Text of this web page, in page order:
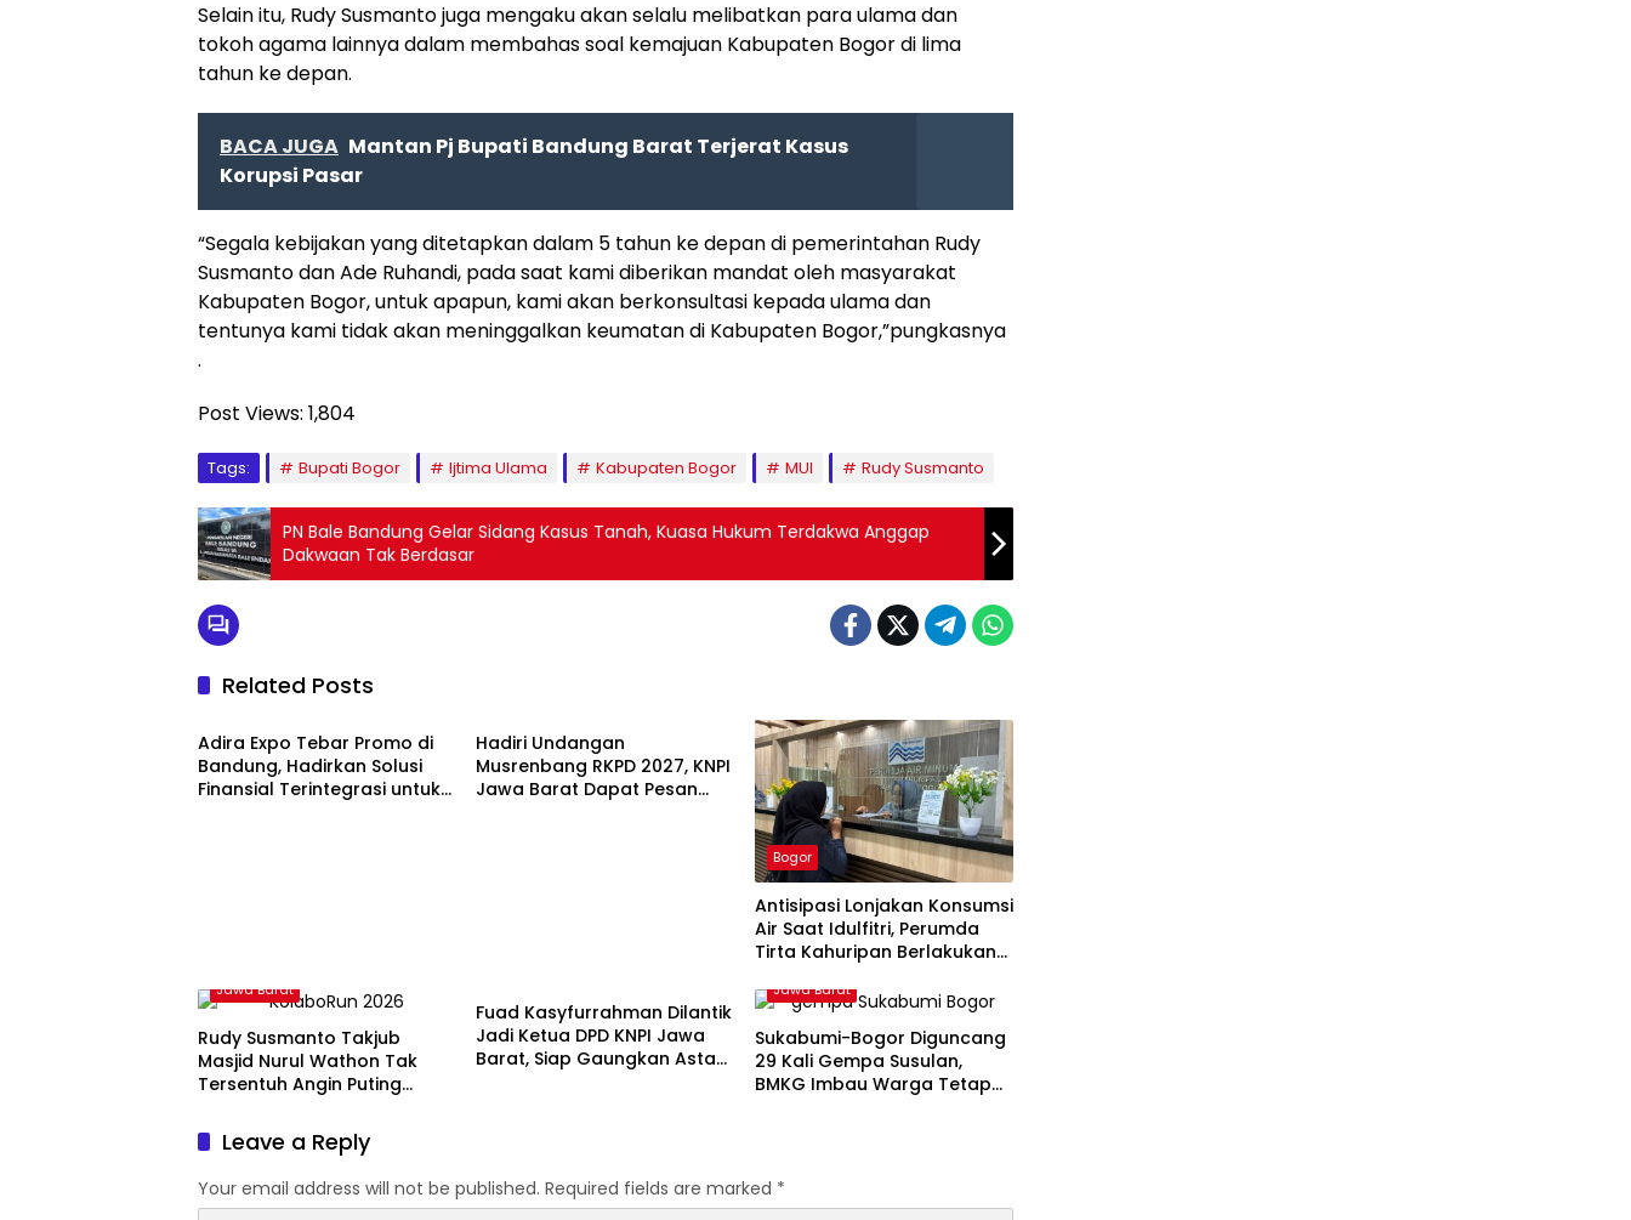
Selain itu, Rudy Susmanto juga mengaku akan selalu melibatkan para ulama dan
tokoh agama lainnya dalam membahas soal kemajuan Kabupaten Bogor di lima
tahun ke depan.
BACA JUGA Mantan Pj Bupati Bandung Barat Terjerat Kasus
Korupsi Pasar
“Segala kebijakan yang ditetapkan dalam 5 tahun ke depan di pemerintahan Rudy
Susmanto dan Ade Ruhandi, pada saat kami diberikan mandat oleh masyarakat
Kabupaten Bogor, untuk apapun, kami akan berkonsultasi kepada ulama dan
tentunya kami tidak akan meninggalkan keumatan di Kabupaten Bogor,”pungkasnya
.
Post Views: 1,804
Tags: Bupati Bogor Ijtima Ulama Kabupaten Bogor MUI Rudy Susmanto
PN Bale Bandung Gelar Sidang Kasus Tanah, Kuasa Hukum Terdakwa Anggap
Dakwaan Tak Berdasar
Related Posts
Entertainment
Adira Expo Tebar Promo di
Bandung, Hadirkan Solusi
Finansial Terintegrasi untuk
Hadiri Undangan
Musrenbang RKPD 2027, KNPI
Jawa Barat Dapat Pesan
Bogor
Antisipasi Lonjakan Konsumsi
Air Saat Idulfitri, Perumda
Tirta Kahuripan Berlakukan
Jawa Barat
Rudy Susmanto Takjub
Masjid Nurul Wathon Tak
Tersentuh Angin Puting
Fuad Kasyfurrahman Dilantik
Jadi Ketua DPD KNPI Jawa
Barat, Siap Gaungkan Asta
Jawa Barat
Sukabumi-Bogor Diguncang
29 Kali Gempa Susulan,
BMKG Imbau Warga Tetap
Leave a Reply
Your email address will not be published. Required fields are marked *